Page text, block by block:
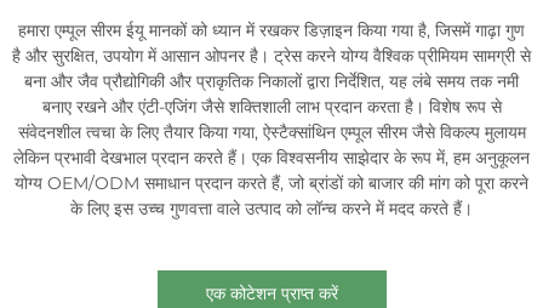
हमारा एम्पूल सीरम ईयू मानकों को ध्यान में रखकर डिज़ाइन किया गया है, जिसमें गाढ़ा गुण
है और सुरक्षित, उपयोग में आसान ओपनर है। ट्रेस करने योग्य वैश्विक प्रीमियम सामग्री से
बना और जैव प्रौद्योगिकी और प्राकृतिक निकालों द्वारा निर्देशित, यह लंबे समय तक नमी
बनाए रखने और एंटी-एजिंग जैसे शक्तिशाली लाभ प्रदान करता है। विशेष रूप से
संवेदनशील त्वचा के लिए तैयार किया गया, ऐस्टैक्सांथिन एम्पूल सीरम जैसे विकल्प मुलायम
लेकिन प्रभावी देखभाल प्रदान करते हैं। एक विश्वसनीय साझेदार के रूप में, हम अनुकूलन
योग्य OEM/ODM समाधान प्रदान करते हैं, जो ब्रांडों को बाजार की मांग को पूरा करने
के लिए इस उच्च गुणवत्ता वाले उत्पाद को लॉन्च करने में मदद करते हैं।
एक कोटेशन प्राप्त करें